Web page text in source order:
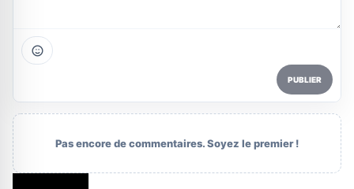
PUBLIER
Pas encore de commentaires. Soyez le premier !